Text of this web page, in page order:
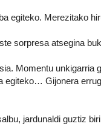
egiteko. Merezitako
sorpresa atsegina
Momentu unkigarria
egiteko… Gijonera
jardunaldi guztiz